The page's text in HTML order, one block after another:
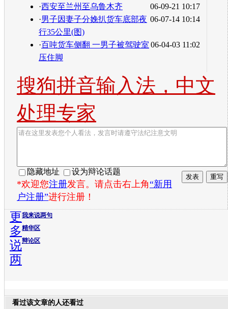
06-09-21 10:17
·西安至兰州至乌鲁木齐
06-07-14 10:14
·男子因妻子分娩扒货车底部夜
行35公里(图)
06-04-03 11:02
·百吨货车侧翻 一男子被驾驶室
压住脚
搜狗拼音输入法，中文
处理专家
隐藏地址 设为辩论话题
*欢迎您注册发言。请点击右上角“新用
户注册”进行注册！
我来说两句
精华区
辩论区
更
多
说
两
看过该文章的人还看过